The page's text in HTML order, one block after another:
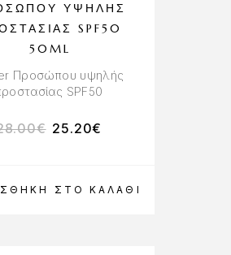
ΣΤΟ ΚΑΛΆΘΙ
ΥΨΗΛΉΣ
SPF50
50ML
Προσώπου υψηλής
SPF50
€ 25.20€